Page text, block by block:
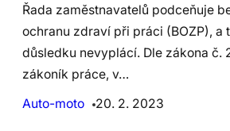
Řada zaměstnavatelů podceňuje
ochranu zdraví při práci (BOZP), a
důsledku nevyplácí. Dle zákona č.
zákoník práce, v…
Auto-moto
20. 2. 2023